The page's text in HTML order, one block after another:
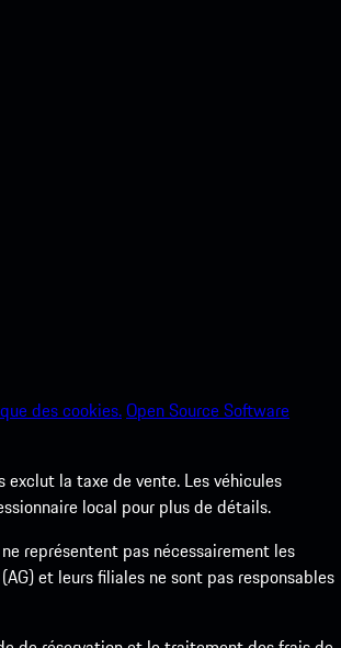
des cookies.Open Source Software
la taxe de vente. Les véhicules
local pour plus de détails.
représentent pas nécessairement les
et leurs filiales ne sont pas responsables